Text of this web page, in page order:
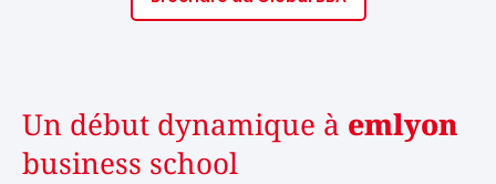
Un début dynamique à emlyon
business school